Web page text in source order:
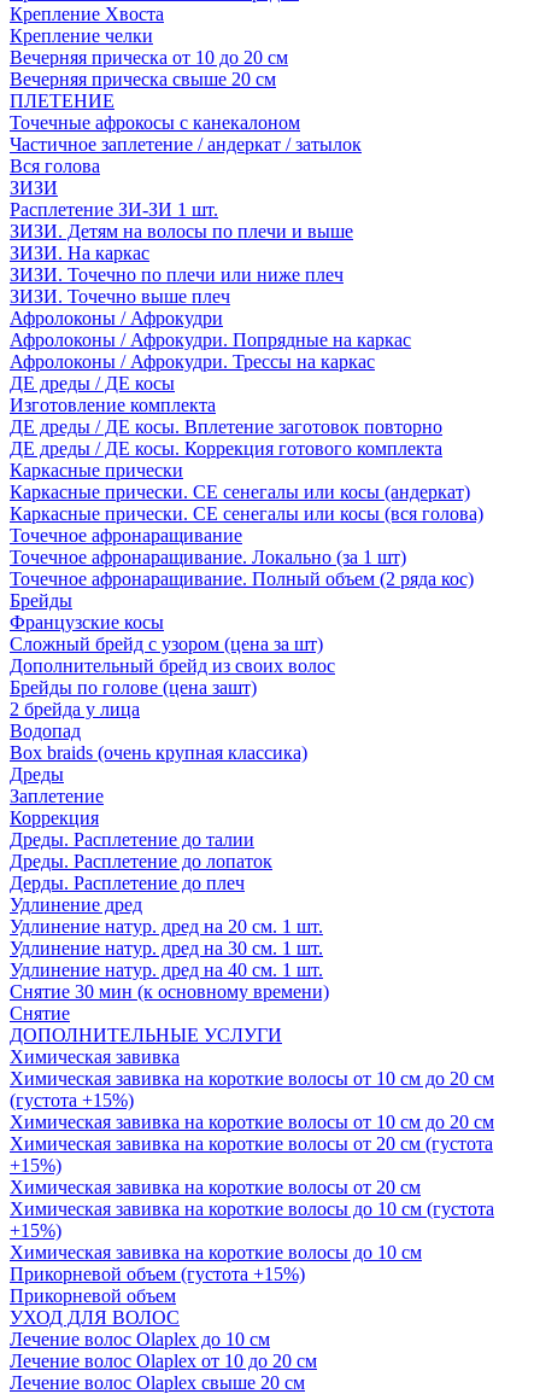
Крепление Хвоста
Крепление челки
Вечерняя прическа от 10 до 20 см
Вечерняя прическа свыше 20 см
ПЛЕТЕНИЕ
Точечные афрокосы с канекалоном
Частичное заплетение / андеркат / затылок
Вся голова
ЗИЗИ
Расплетение ЗИ-ЗИ 1 шт.
ЗИЗИ. Детям на волосы по плечи и выше
ЗИЗИ. На каркас
ЗИЗИ. Точечно по плечи или ниже плеч
ЗИЗИ. Точечно выше плеч
Афролоконы / Афрокудри
Афролоконы / Афрокудри. Попрядные на каркас
Афролоконы / Афрокудри. Трессы на каркас
ДЕ дреды / ДЕ косы
Изготовление комплекта
ДЕ дреды / ДЕ косы. Вплетение заготовок повторно
ДЕ дреды / ДЕ косы. Коррекция готового комплекта
Каркасные прически
Каркасные прически. СЕ сенегалы или косы (андеркат)
Каркасные прически. СЕ сенегалы или косы (вся голова)
Точечное афронаращивание
Точечное афронаращивание. Локально (за 1 шт)
Точечное афронаращивание. Полный объем (2 ряда кос)
Брейды
Французские косы
Сложный брейд с узором (цена за шт)
Дополнительный брейд из своих волос
Брейды по голове (цена зашт)
2 брейда у лица
Водопад
Box braids (очень крупная классика)
Дреды
Заплетение
Коррекция
Дреды. Расплетение до талии
Дреды. Расплетение до лопаток
Дерды. Расплетение до плеч
Удлинение дред
Удлинение натур. дред на 20 см. 1 шт.
Удлинение натур. дред на 30 см. 1 шт.
Удлинение натур. дред на 40 см. 1 шт.
Снятие 30 мин (к основному времени)
Снятие
ДОПОЛНИТЕЛЬНЫЕ УСЛУГИ
Химическая завивка
Химическая завивка на короткие волосы от 10 см до 20 см
(густота +15%)
Химическая завивка на короткие волосы от 10 см до 20 см
Химическая завивка на короткие волосы от 20 см (густота
+15%)
Химическая завивка на короткие волосы от 20 см
Химическая завивка на короткие волосы до 10 см (густота
+15%)
Химическая завивка на короткие волосы до 10 см
Прикорневой объем (густота +15%)
Прикорневой объем
УХОД ДЛЯ ВОЛОС
Лечение волос Olapleх до 10 см
Лечение волос Olapleх от 10 до 20 см
Лечение волос Olapleх свыше 20 см